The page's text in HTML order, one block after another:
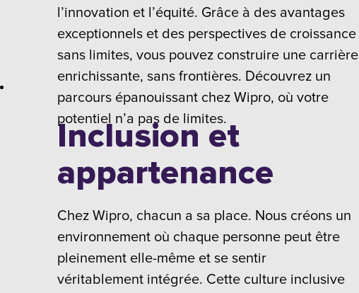
l’innovation et l’équité. Grâce à des avantages
exceptionnels et des perspectives de croissance
sans limites, vous pouvez construire une carrière
enrichissante, sans frontières. Découvrez un
parcours épanouissant chez Wipro, où votre
potentiel n’a pas de limites.
Inclusion et
appartenance
Chez Wipro, chacun a sa place. Nous créons un
environnement où chaque personne peut être
pleinement elle-même et se sentir
véritablement intégrée. Cette culture inclusive